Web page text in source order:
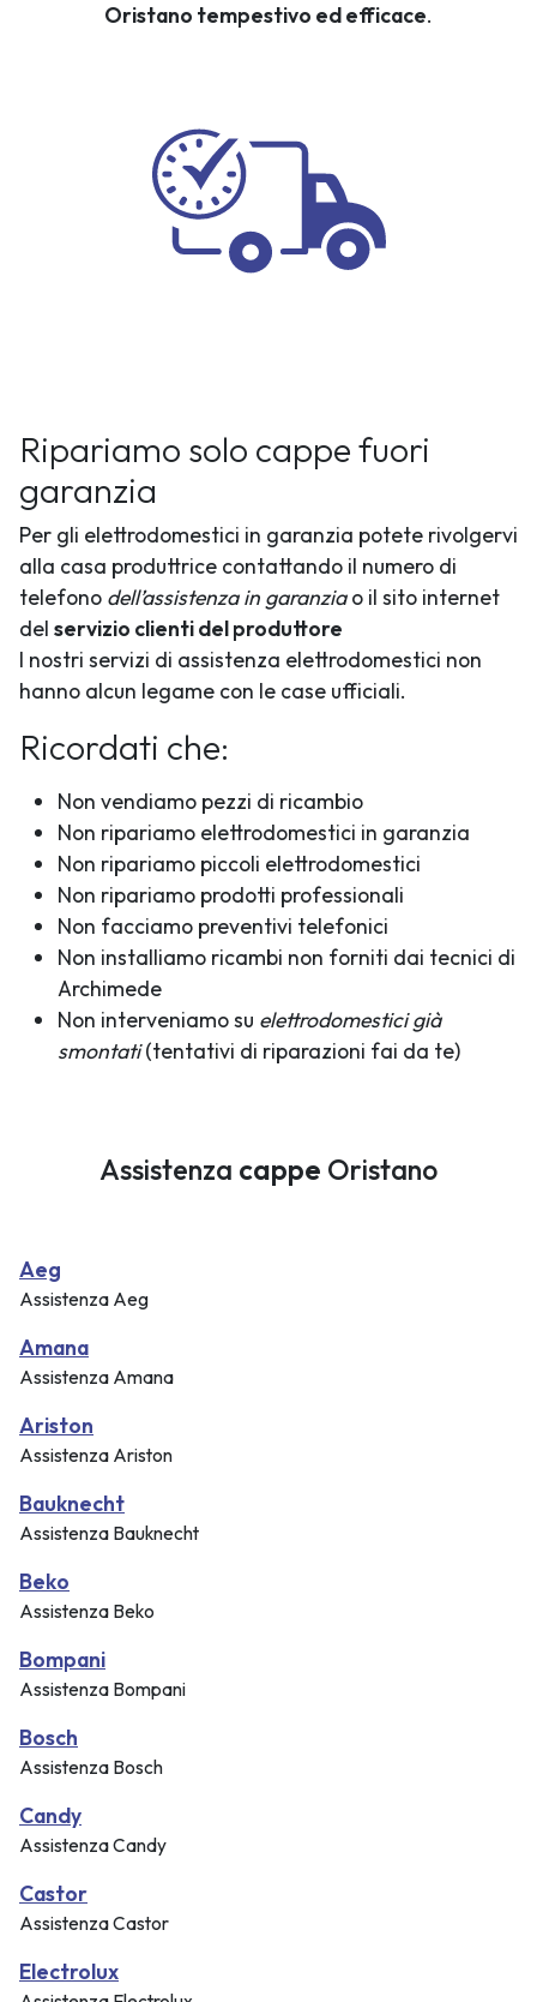
Oristano tempestivo ed efficace.
Ripariamo solo cappe fuori
garanzia
Per gli elettrodomestici in garanzia potete rivolgervi
alla casa produttrice contattando il numero di
telefono dell’assistenza in garanziao il sito internet
del servizio clienti del produttore
I nostri servizi di assistenza elettrodomestici non
hanno alcun legame con le case ufficiali.
Ricordati che:
Non vendiamo pezzi di ricambio
Non ripariamo elettrodomestici in garanzia
Non ripariamo piccoli elettrodomestici
Non ripariamo prodotti professionali
Non facciamo preventivi telefonici
Non installiamo ricambi non forniti dai tecnici di
Archimede
Non interveniamo su elettrodomestici già
smontati(tentativi di riparazioni fai da te)
Assistenza cappe Oristano
Aeg
Assistenza Aeg
Amana
Assistenza Amana
Ariston
Assistenza Ariston
Bauknecht
Assistenza Bauknecht
Beko
Assistenza Beko
Bompani
Assistenza Bompani
Bosch
Assistenza Bosch
Candy
Assistenza Candy
Castor
Assistenza Castor
Electrolux